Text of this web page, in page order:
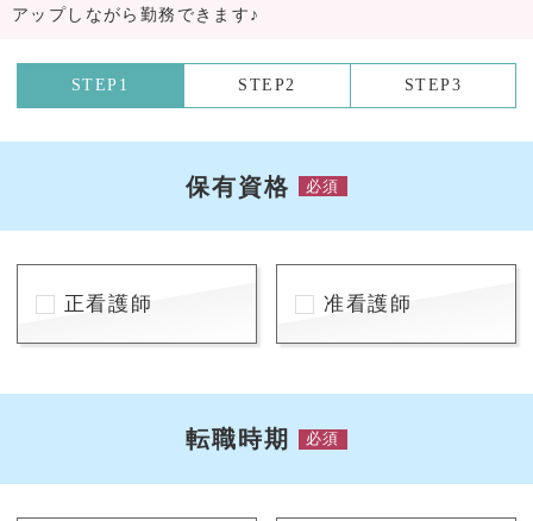
アップしながら勤務できます♪
STEP1 STEP2 STEP3
保有資格 必須
正看護師 准看護師
転職時期 必須